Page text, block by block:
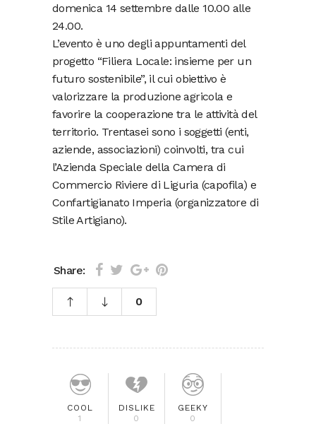
domenica 14 settembre dalle 10.00 alle
24.00.
L’evento è uno degli appuntamenti del
progetto “Filiera Locale: insieme per un
futuro sostenibile”, il cui obiettivo è
valorizzare la produzione agricola e
favorire la cooperazione tra le attività del
territorio. Trentasei sono i soggetti (enti,
aziende, associazioni) coinvolti, tra cui
l’Azienda Speciale della Camera di
Commercio Riviere di Liguria (capofila) e
Confartigianato Imperia (organizzatore di
Stile Artigiano).
Share:
0
COOL
1
DISLIKE
0
GEEKY
0